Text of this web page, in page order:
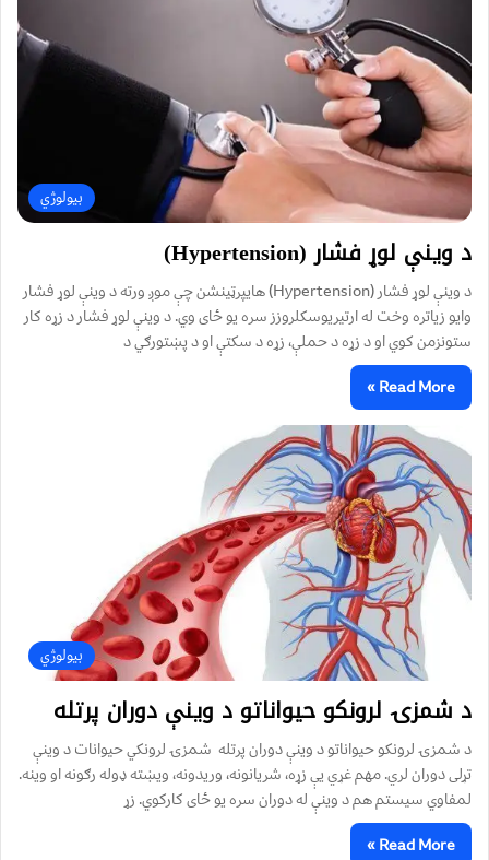
بیولوژي
د وينې لوړ فشار (Hypertension)
د وينې لوړ فشار (Hypertension) هايپرټينشن چې موږ ورته د وينې لوړ فشار
وايو زياتره وخت له ارتيريوسکلروزز سره یو ځای وي. د وینې لوړ فشار د زړه کار
ستونزمن کوي او د زړه د حملې،‌ زړه د سکتې او د پښتورګي د
Read More »
بیولوژي
د شمزۍ لرونکو حیواناتو د وینې دوران پرتله
د شمزۍ لرونکو حیواناتو د وینې دوران پرتله شمزۍ لرونکي حیوانات د وینې
تړلی دوران لري. مهم غړي یې زړه، شریانونه، وریدونه، ویښته ډوله رګونه او وینه.
لمفاوي سیستم هم د وینې له دوران سره یو ځای کارکوي. زړ
Read More »